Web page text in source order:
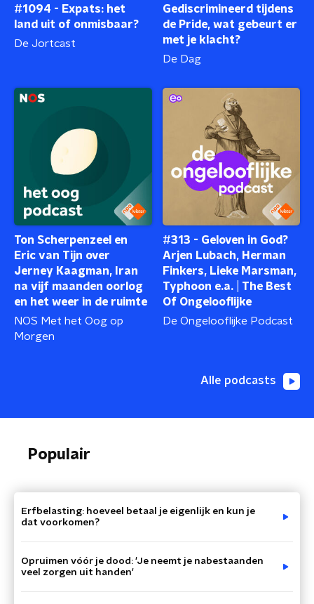
#1094 - Expats: het
land uit of onmisbaar?
De Jortcast
Gediscrimineerd tijdens
de Pride, wat gebeurt er
met je klacht?
De Dag
Ton Scherpenzeel en
Eric van Tijn over
Jerney Kaagman, Iran
na vijf maanden oorlog
en het weer in de ruimte
NOS Met het Oog op
Morgen
#313 - Geloven in God?
Arjen Lubach, Herman
Finkers, Lieke Marsman,
Typhoon e.a. | The Best
Of Ongelooflijke
De Ongelooflijke Podcast
Alle podcasts
Populair
Erfbelasting: hoeveel betaal je eigenlijk en kun je
dat voorkomen?
Opruimen vóór je dood: 'Je neemt je nabestaanden
veel zorgen uit handen'